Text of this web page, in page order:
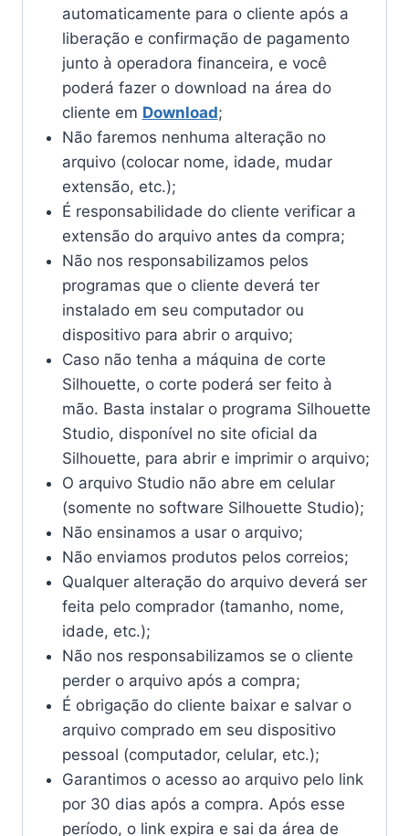
automaticamente para o cliente após a
liberação e confirmação de pagamento
junto à operadora financeira, e você
poderá fazer o download na área do
cliente em Download;
Não faremos nenhuma alteração no
arquivo (colocar nome, idade, mudar
extensão, etc.);
É responsabilidade do cliente verificar a
extensão do arquivo antes da compra;
Não nos responsabilizamos pelos
programas que o cliente deverá ter
instalado em seu computador ou
dispositivo para abrir o arquivo;
Caso não tenha a máquina de corte
Silhouette, o corte poderá ser feito à
mão. Basta instalar o programa Silhouette
Studio, disponível no site oficial da
Silhouette, para abrir e imprimir o arquivo;
O arquivo Studio não abre em celular
(somente no software Silhouette Studio);
Não ensinamos a usar o arquivo;
Não enviamos produtos pelos correios;
Qualquer alteração do arquivo deverá ser
feita pelo comprador (tamanho, nome,
idade, etc.);
Não nos responsabilizamos se o cliente
perder o arquivo após a compra;
É obrigação do cliente baixar e salvar o
arquivo comprado em seu dispositivo
pessoal (computador, celular, etc.);
Garantimos o acesso ao arquivo pelo link
por 30 dias após a compra. Após esse
período, o link expira e sai da área de